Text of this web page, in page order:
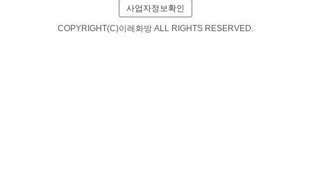
사업자정보확인
COPYRIGHT(C)이레화방 ALL RIGHTS RESERVED.